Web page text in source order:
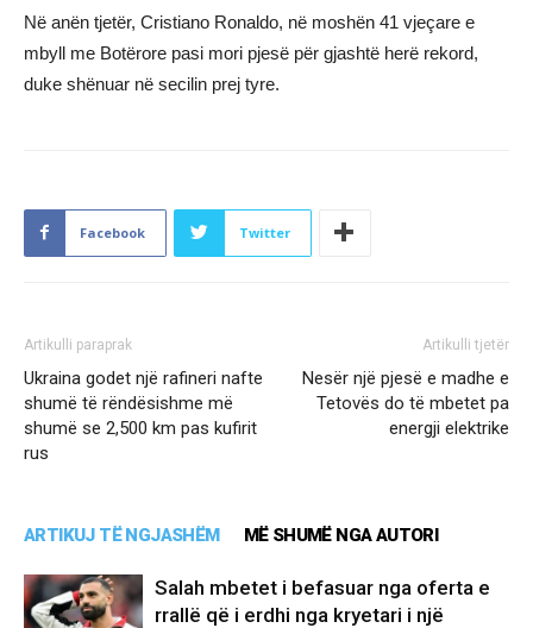
Në anën tjetër, Cristiano Ronaldo, në moshën 41 vjeçare e
mbyll me Botërore pasi mori pjesë për gjashtë herë rekord,
duke shënuar në secilin prej tyre.
Facebook Twitter
Artikulli paraprak
Ukraina godet një rafineri nafte
shumë të rëndësishme më
shumë se 2,500 km pas kufirit
rus
Artikulli tjetër
Nesër një pjesë e madhe e
Tetovës do të mbetet pa
energji elektrike
ARTIKUJ TË NGJASHËM MË SHUMË NGA AUTORI
Salah mbetet i befasuar nga oferta e
rrallë që i erdhi nga kryetari i një